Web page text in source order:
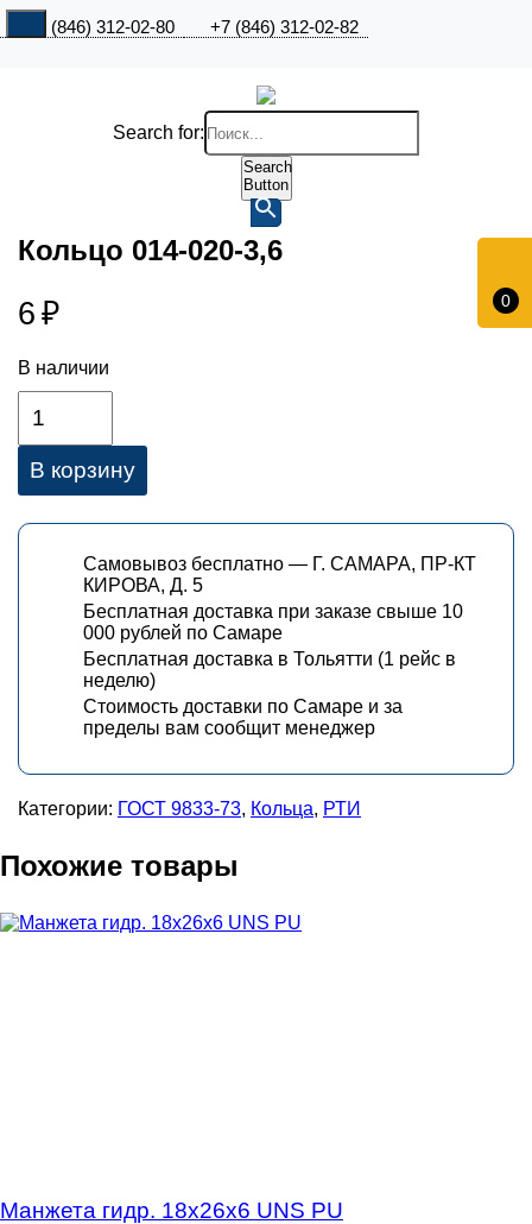
+7 (846) 312-02-80 +7 (846) 312-02-82
0
Search for:
Search
Button
Кольцо 014-020-3,6
6 ₽
В наличии
В корзину
Самовывоз бесплатно — Г. САМАРА, ПР-КТ
КИРОВА, Д. 5
Бесплатная доставка при заказе свыше 10
000 рублей по Самаре
Бесплатная доставка в Тольятти (1 рейс в
неделю)
Стоимость доставки по Самаре и за
пределы вам сообщит менеджер
Категории: ГОСТ 9833-73, Кольца, РТИ
Похожие товары
Манжета гидр. 18х26х6 UNS PU